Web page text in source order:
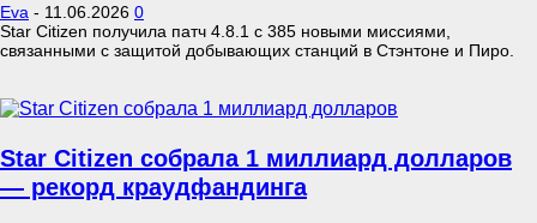
Eva - 11.06.2026 0
Star Citizen получила патч 4.8.1 с 385 новыми миссиями,
связанными с защитой добывающих станций в Стэнтоне и Пиро.
Star Citizen собрала 1 миллиард долларов
— рекорд краудфандинга